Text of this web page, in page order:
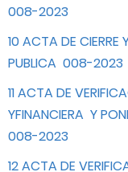
008-2023
10 ACTA DE CIERRE
PUBLICA 008-2023
11 ACTA DE
YFINANCIERA Y
008-2023
12 ACTA DE